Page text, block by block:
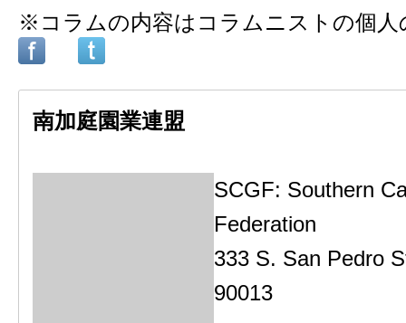
※コラムの内容はコラムニストの個人
南加庭園業連盟
SCGF: Southern
Federation
333 S. San Pedro
90013